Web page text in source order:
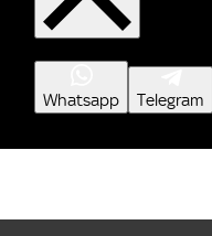
Whatsapp Telegram